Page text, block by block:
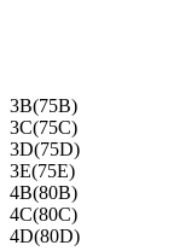
3B(75B)
3C(75C)
3D(75D)
3E(75E)
4B(80B)
4C(80C)
4D(80D)